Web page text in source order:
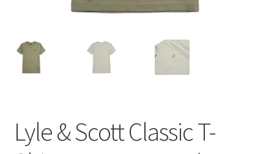
Lyle & Scott Classic T-